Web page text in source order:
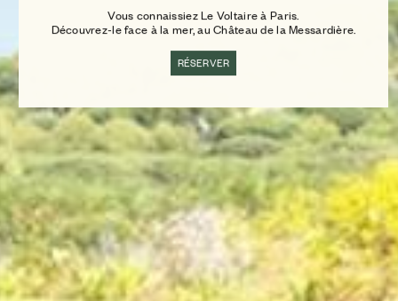
Vous connaissiez Le Voltaire à Paris.
Découvrez-le face à la mer, au Château de la Messardière.
RÉSERVER